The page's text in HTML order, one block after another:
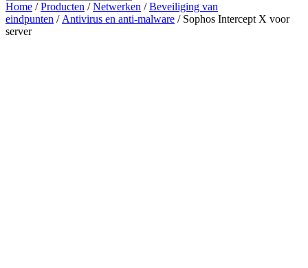
Home /Producten /Netwerken /Beveiliging van
eindpunten /Antivirus en anti-malware / Sophos Intercept X voor
server